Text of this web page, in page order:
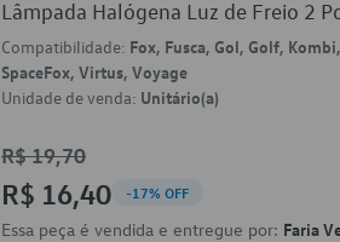
Lâmpada Halógena Luz de Freio 2
Compatibilidade: Fox, Fusca, Gol, Golf,
SpaceFox, Virtus, Voyage
Unidade de venda: Unitário(a)
R$ 19,70
R$ 16,40 -17% OFF
Essa peça é vendida e entregue por: Faria